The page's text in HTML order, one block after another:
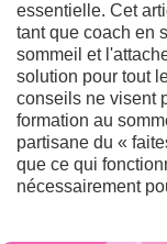
essentielle. Cet
tant que coach en
sommeil et
solution pour tout
conseils ne visent
formation au
partisane du «
que ce qui
nécessairement